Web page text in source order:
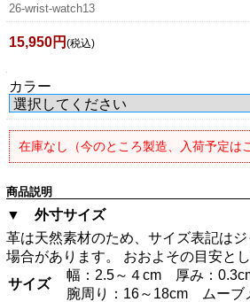
26-wrist-watch13
15,950円 (税込)
カラー
在庫なし（今のところ製造、入荷予定は
商品説明
▼ 外寸サイズ
革は天然素材のため、サイズ表記は
場合があります。 おおよその目安と
サイズ
幅：2.5～４cm 厚み：
腕周り：16～18cm ムーブ